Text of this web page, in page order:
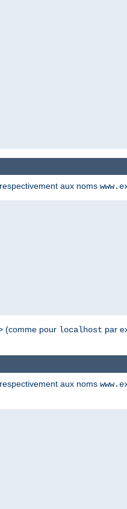
aux noms
(comme pour localhost par
aux noms